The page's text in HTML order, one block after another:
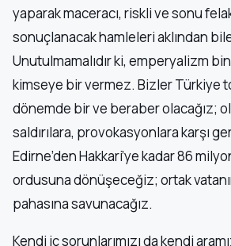
yaparak maceracı, riskli ve sonu
sonuçlanacak hamleleri aklından
Unutulmamalıdır ki, emperyalizm
kimseye bir vermez. Bizler Türkiye
dönemde bir ve beraber olacağız;
saldırılara, provokasyonlara karşı
Edirne’den Hakkari’ye kadar 86
ordusuna dönüşeceğiz; ortak
pahasına savunacağız.
Kendi iç sorunlarımızı da kendi